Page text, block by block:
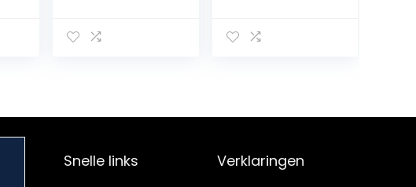
fotografie
voor
Snelle links Verklaringen